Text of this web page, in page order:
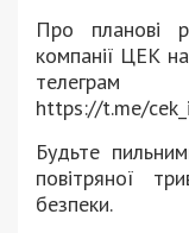
Про планові
компанії ЦЕК
телеграм
https://t.me/
Будьте
повітряної
безпеки.